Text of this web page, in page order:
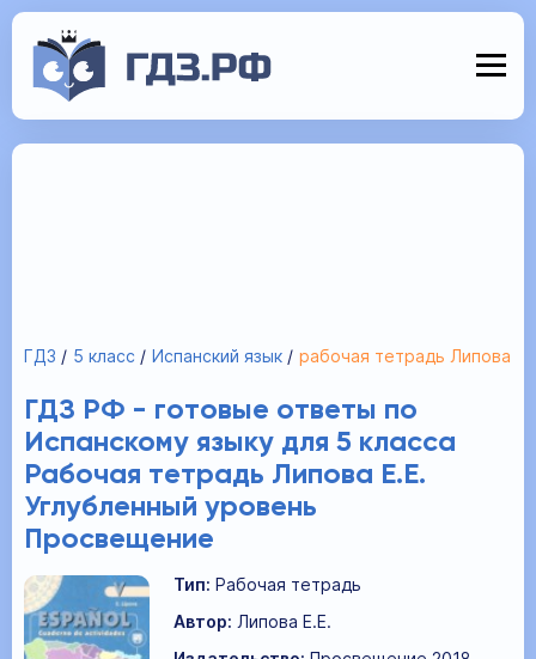
ГДЗ 5 класс Испанский язык рабочая тетрадь Липова
ГДЗ РФ - готовые ответы по
Испанскому языку для 5 класса
Рабочая тетрадь Липова Е.Е.
Углубленный уровень
Просвещение
Тип: Рабочая тетрадь
Автор: Липова Е.Е.